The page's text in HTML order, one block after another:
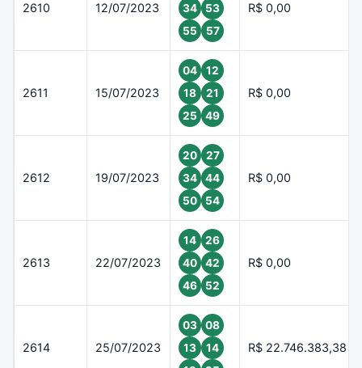
2610 12/07/2023
34
53
55
57
R$ 0,00
2611 15/07/2023
04
12
18
21
25
49
R$ 0,00
2612 19/07/2023
20
27
34
44
50
54
R$ 0,00
2613 22/07/2023
14
26
40
42
46
52
R$ 0,00
2614 25/07/2023
03
08
13
14
R$ 22.746.383,38